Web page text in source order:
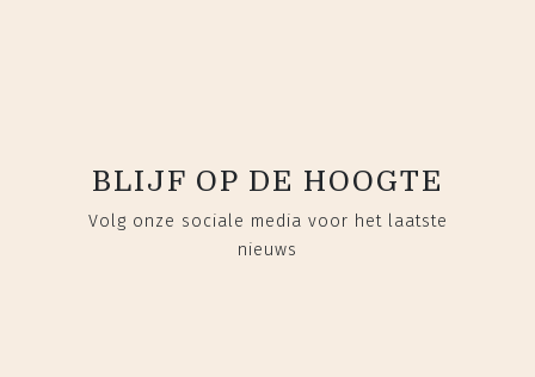
BLIJF OP DE HOOGTE
Volg onze sociale media voor het laatste
nieuws